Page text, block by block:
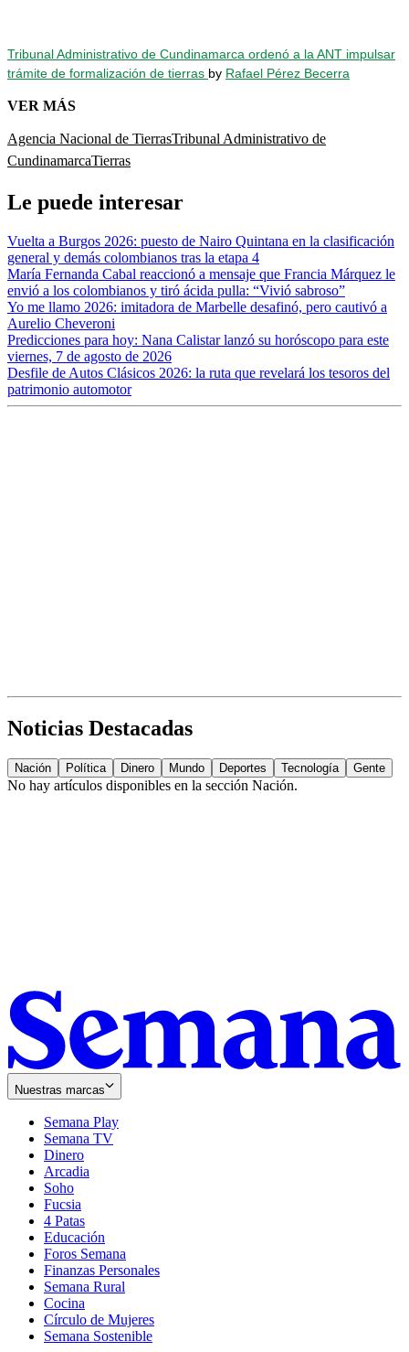
Tribunal Administrativo de Cundinamarca ordenó a la ANT impulsar
trámite de formalización de tierras by Rafael Pérez Becerra
VER MÁS
Agencia Nacional de TierrasTribunal Administrativo de
CundinamarcaTierras
Le puede interesar
Vuelta a Burgos 2026: puesto de Nairo Quintana en la clasificación
general y demás colombianos tras la etapa 4
María Fernanda Cabal reaccionó a mensaje que Francia Márquez le
envió a los colombianos y tiró ácida pulla: “Vivió sabroso”
Yo me llamo 2026: imitadora de Marbelle desafinó, pero cautivó a
Aurelio Cheveroni
Predicciones para hoy: Nana Calistar lanzó su horóscopo para este
viernes, 7 de agosto de 2026
Desfile de Autos Clásicos 2026: la ruta que revelará los tesoros del
patrimonio automotor
Noticias Destacadas
Nación Política Dinero Mundo Deportes Tecnología Gente
No hay artículos disponibles en la sección Nación.
Nuestras marcas
Semana Play
Semana TV
Dinero
Arcadia
Soho
in
new
window
Fucsia
in
new
window
4 Patas
Educación
Foros Semana
Finanzas Personales
Semana Rural
Cocina
Círculo de Mujeres
Semana Sostenible